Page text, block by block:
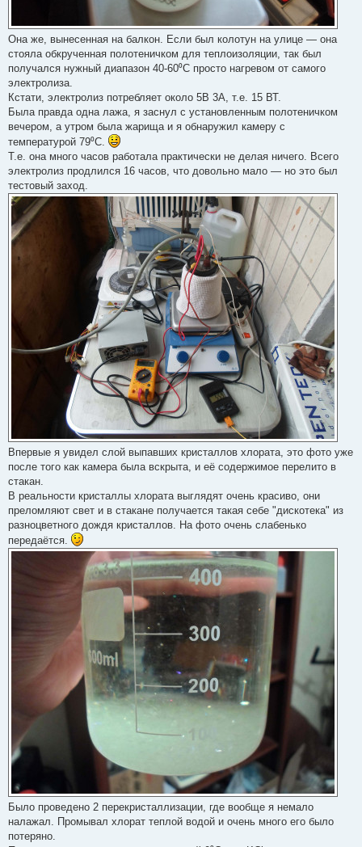
Она же, вынесенная на балкон. Если был колотун на улице — она
стояла обкрученная полотеничком для теплоизоляции, так был
получался нужный диапазон 40-60⁰С просто нагревом от самого
электролиза.
Кстати, электролиз потребляет около 5В 3А, т.е. 15 ВТ.
Была правда одна лажа, я заснул с установленным полотеничком
вечером, а утром была жарища и я обнаружил камеру с
температурой 79⁰С.
Т.е. она много часов работала практически не делая ничего. Всего
электролиз продлился 16 часов, что довольно мало — но это был
тестовый заход.
Впервые я увидел слой выпавших кристаллов хлората, это фото уже
после того как камера была вскрыта, и её содержимое перелито в
стакан.
В реальности кристаллы хлората выглядят очень красиво, они
преломляют свет и в стакане получается такая себе "дискотека" из
разноцветного дождя кристаллов. На фото очень слабенько
передаётся.
Было проведено 2 перекристаллизации, где вообще я немало
налажал. Промывал хлорат теплой водой и очень много его было
потеряно.